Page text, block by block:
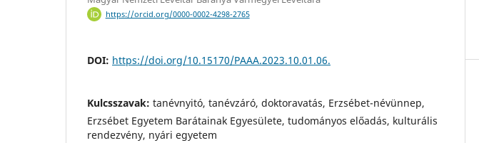
https://orcid.org/0000-0002-4298-2765
DOI: https://doi.org/10.15170/PAAA.2023.10.01.06.
Kulcsszavak: tanévnyitó, tanévzáró, doktoravatás, Erzsébet-névünnep,
Erzsébet Egyetem Barátainak Egyesülete, tudományos előadás, kulturális
rendezvény, nyári egyetem